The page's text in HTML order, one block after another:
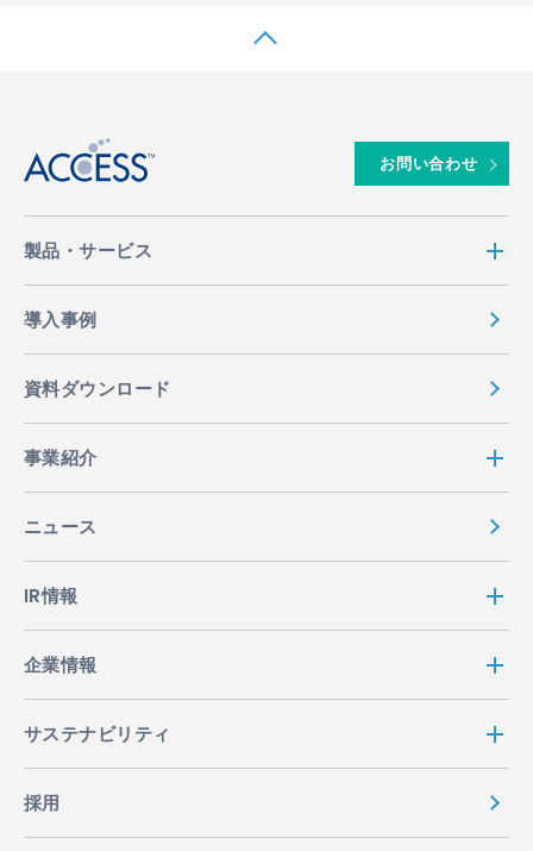
お問い合わせ
製品・サービス
導入事例
資料ダウンロード
事業紹介
ニュース
IR情報
企業情報
サステナビリティ
採用